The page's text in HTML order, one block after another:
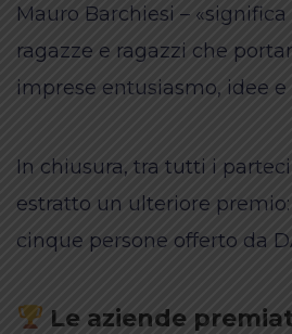
Mauro Barchiesi –
ragazze e ragazzi che
imprese entusiasmo, idee e
In chiusura, tra tutti i
estratto un ulteriore
cinque persone offerto da
Le aziende